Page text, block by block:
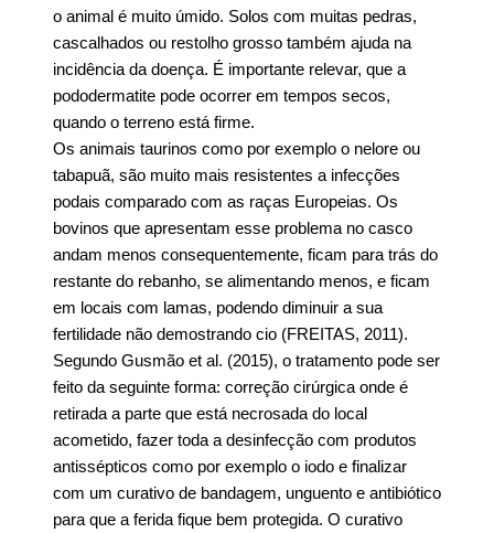
o animal é muito úmido. Solos com muitas pedras,
cascalhados ou restolho grosso também ajuda na
incidência da doença. É importante relevar, que a
pododermatite pode ocorrer em tempos secos,
quando o terreno está firme.
Os animais taurinos como por exemplo o nelore ou
tabapuã, são muito mais resistentes a infecções
podais comparado com as raças Europeias. Os
bovinos que apresentam esse problema no casco
andam menos consequentemente, ficam para trás do
restante do rebanho, se alimentando menos, e ficam
em locais com lamas, podendo diminuir a sua
fertilidade não demostrando cio (FREITAS, 2011).
Segundo Gusmão et al. (2015), o tratamento pode ser
feito da seguinte forma: correção cirúrgica onde é
retirada a parte que está necrosada do local
acometido, fazer toda a desinfecção com produtos
antissépticos como por exemplo o iodo e finalizar
com um curativo de bandagem, unguento e antibiótico
para que a ferida fique bem protegida. O curativo